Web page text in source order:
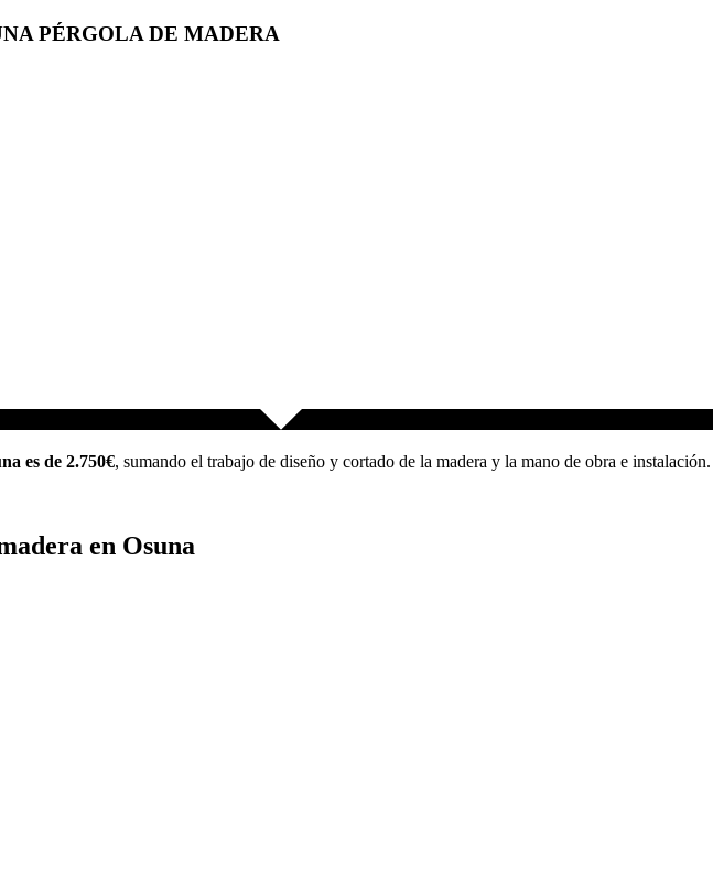
PÉRGOLA DE MADERA
es de 2.750€, sumando el trabajo de diseño y cortado de la madera y la mano de obra e instalación.
en Osuna